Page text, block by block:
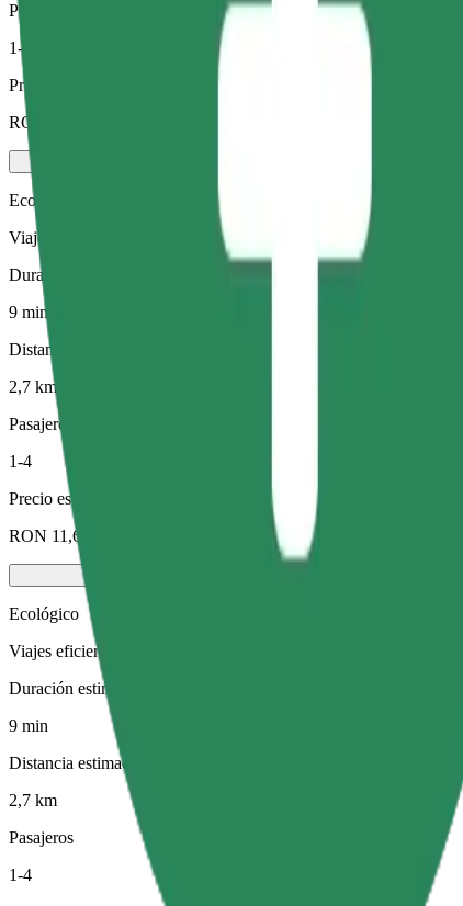
Pasajeros
1-4
Precio estimado
RON 18,80
Economy
Viajes asequibles en coches estándar
Duración estimada del viaje
9 min
Distancia estimada
2,7 km
Pasajeros
1-4
Precio estimado
RON 11,60
Ecológico
Viajes eficientes en vehículos híbridos y eléctricos
Duración estimada del viaje
9 min
Distancia estimada
2,7 km
Pasajeros
1-4